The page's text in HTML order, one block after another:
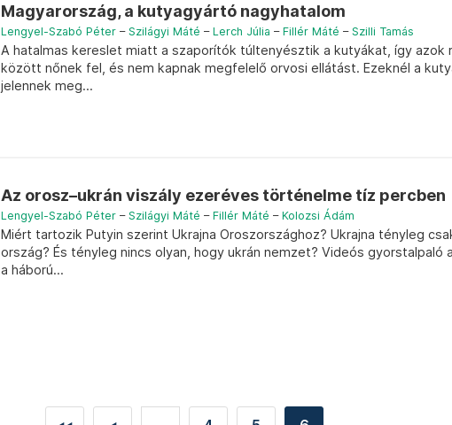
Magyarország, a kutyagyártó nagyhatalom
Lengyel-Szabó Péter – Szilágyi Máté – Lerch Júlia – Fillér Máté – Szilli Tamás
A hatalmas kereslet miatt a szaporítók túltenyésztik a kutyákat, így azok
között nőnek fel, és nem kapnak megfelelő orvosi ellátást. Ezeknél a
jelennek meg...
Az orosz–ukrán viszály ezeréves történelme tíz percben
Lengyel-Szabó Péter – Szilágyi Máté – Fillér Máté – Kolozsi Ádám
Miért tartozik Putyin szerint Ukrajna Oroszországhoz? Ukrajna tényleg
ország? És tényleg nincs olyan, hogy ukrán nemzet? Videós gyorstalpaló
a háború...